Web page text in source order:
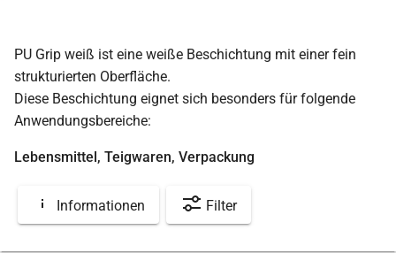
PU Grip weiß ist eine weiße Beschichtung mit einer fein
strukturierten Oberfläche.
Diese Beschichtung eignet sich besonders für folgende
Anwendungsbereiche:
Lebensmittel, Teigwaren, Verpackung
Informationen Filter